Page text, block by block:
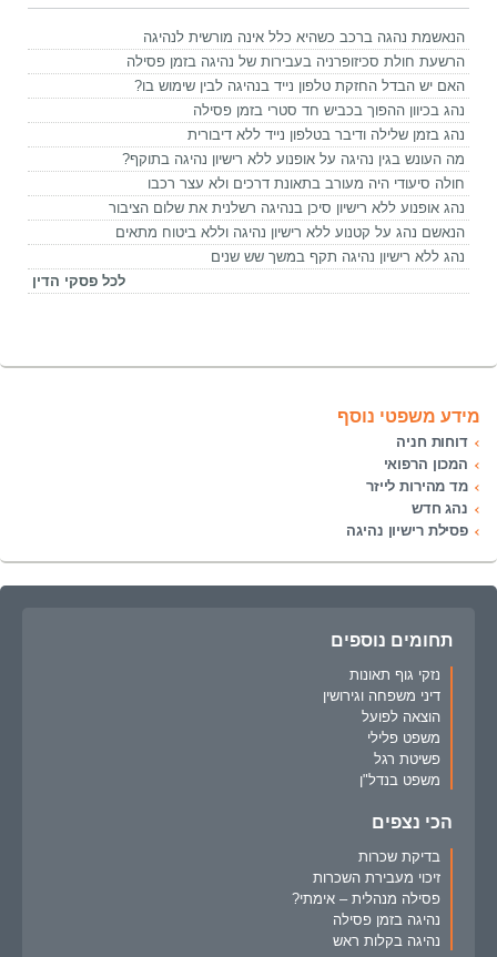
הנאשמת נהגה ברכב כשהיא כלל אינה מורשית לנהיגה
הרשעת חולת סכיזופרניה בעבירות של נהיגה בזמן פסילה
האם יש הבדל החזקת טלפון נייד בנהיגה לבין שימוש בו?
נהג בכיוון ההפוך בכביש חד סטרי בזמן פסילה
נהג בזמן שלילה ודיבר בטלפון נייד ללא דיבורית
מה העונש בגין נהיגה על אופנוע ללא רישיון נהיגה בתוקף?
חולה סיעודי היה מעורב בתאונת דרכים ולא עצר רכבו
נהג אופנוע ללא רישיון סיכן בנהיגה רשלנית את שלום הציבור
הנאשם נהג על קטנוע ללא רישיון נהיגה וללא ביטוח מתאים
נהג ללא רישיון נהיגה תקף במשך שש שנים
לכל פסקי הדין
מידע משפטי נוסף
דוחות חניה
המכון הרפואי
מד מהירות לייזר
נהג חדש
פסילת רישיון נהיגה
תחומים נוספים
נזקי גוף תאונות
דיני משפחה וגירושין
הוצאה לפועל
משפט פלילי
פשיטת רגל
משפט בנדל"ן
הכי נצפים
בדיקת שכרות
זיכוי מעבירת השכרות
פסילה מנהלית – אימתי?
נהיגה בזמן פסילה
נהיגה בקלות ראש